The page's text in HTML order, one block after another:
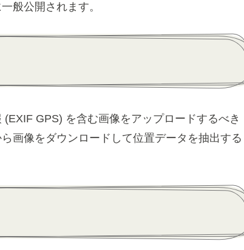
般公開されます。
GPS) を含む画像をアップロードするべき
画像をダウンロードして位置データを抽出する